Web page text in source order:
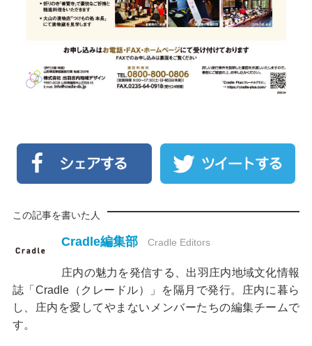
この記事を書いた人
Cradle編集部 Cradle Editors
庄内の魅力を発信する、出羽庄内地域文化情報
誌「Cradle（クレードル）」を隔月で発行。庄内に暮ら
し、庄内を愛してやまないメンバーたちの編集チームで
す。